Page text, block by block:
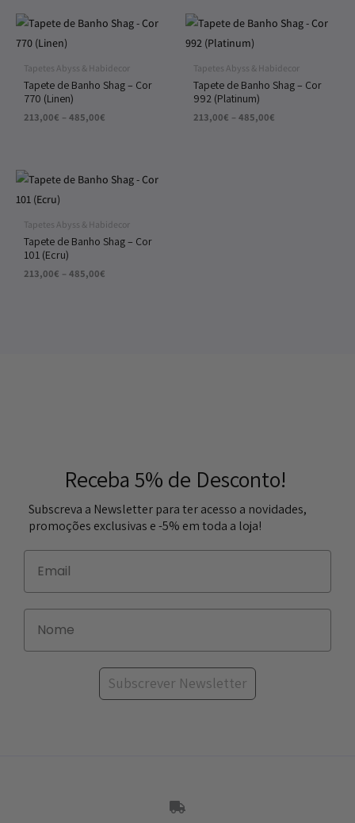
Tapetes Abyss & Habidecor
Tapete de Banho Shag – Cor
770 (Linen)
213,00€ – 485,00€
Price
range:
485,00€
Tapetes Abyss & Habidecor
Tapete de Banho Shag – Cor
992 (Platinum)
213,00€ – 485,00€
Price
range:
485,00€
Tapetes Abyss & Habidecor
Tapete de Banho Shag – Cor
101 (Ecru)
213,00€ – 485,00€
Price
range:
485,00€
Receba 5% de Desconto!
Subscreva a Newsletter para ter acesso a novidades,
promoções exclusivas e -5% em toda a loja!
Subscrever Newsletter